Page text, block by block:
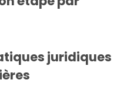
juridiques